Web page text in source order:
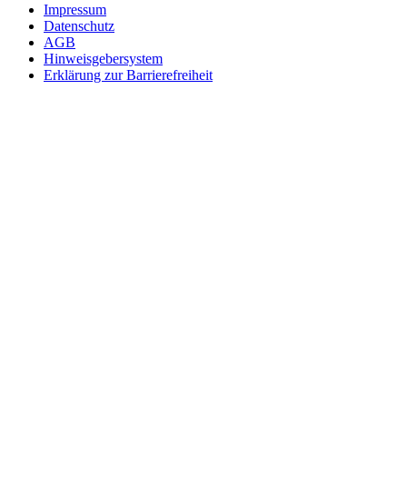
Impressum
Datenschutz
AGB
Hinweisgebersystem
Erklärung zur Barrierefreiheit